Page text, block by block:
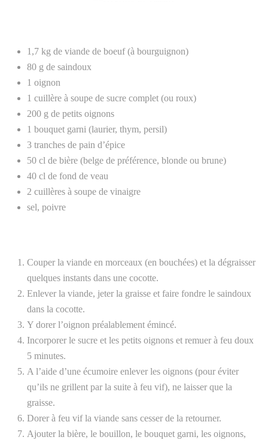
1,7 kg de viande de boeuf (à bourguignon)
80 g de saindoux
1 oignon
1 cuillère à soupe de sucre complet (ou roux)
200 g de petits oignons
1 bouquet garni (laurier, thym, persil)
3 tranches de pain d’épice
50 cl de bière (belge de préférence, blonde ou brune)
40 cl de fond de veau
2 cuillères à soupe de vinaigre
sel, poivre
Couper la viande en morceaux (en bouchées) et la dégraisser
quelques instants dans une cocotte.
Enlever la viande, jeter la graisse et faire fondre le saindoux
dans la cocotte.
Y dorer l’oignon préalablement émincé.
Incorporer le sucre et les petits oignons et remuer à feu doux
5 minutes.
A l’aide d’une écumoire enlever les oignons (pour éviter
qu’ils ne grillent par la suite à feu vif), ne laisser que la
graisse.
Dorer à feu vif la viande sans cesser de la retourner.
Ajouter la bière, le bouillon, le bouquet garni, les oignons,